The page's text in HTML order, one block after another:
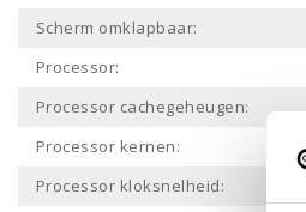
Scherm omklapbaar:
Processor:
Processor cachegeheugen:
Processor kernen:
Processor kloksnelheid: